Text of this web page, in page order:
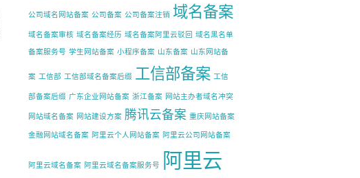
公司域名网站备案 公司备案 公司备案注销 域名备案
域名备案审核 域名备案经历 域名备案阿里云驳回 域名黑名单
备案服务号 学生网站备案 小程序备案 山东备案 山东网站备
案 工信部 工信部域名备案后缀 工信部备案 工信
部备案后缀 广东企业网站备案 浙江备案 网站主办者域名冲突
网站域名备案 网站建设方案 腾讯云备案 重庆网站备案
金融网站域名备案 阿里云个人网站备案 阿里云公司网站备案
阿里云域名备案 阿里云域名备案服务号 阿里云